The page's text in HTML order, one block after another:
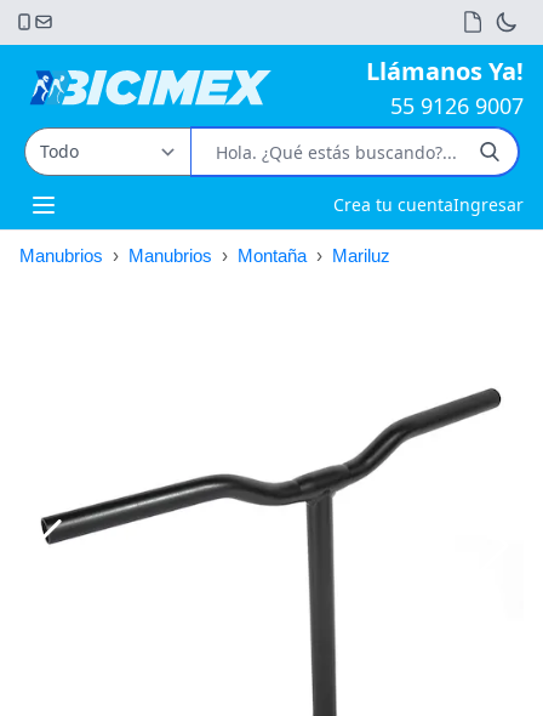
Llámanos Ya!
55 9126 9007
Open main menu Crea tu cuentaIngresar
Manubrios › Manubrios › Montaña › Mariluz